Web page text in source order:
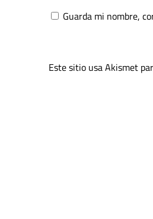
Guarda mi nombre,
Este sitio usa Akismet